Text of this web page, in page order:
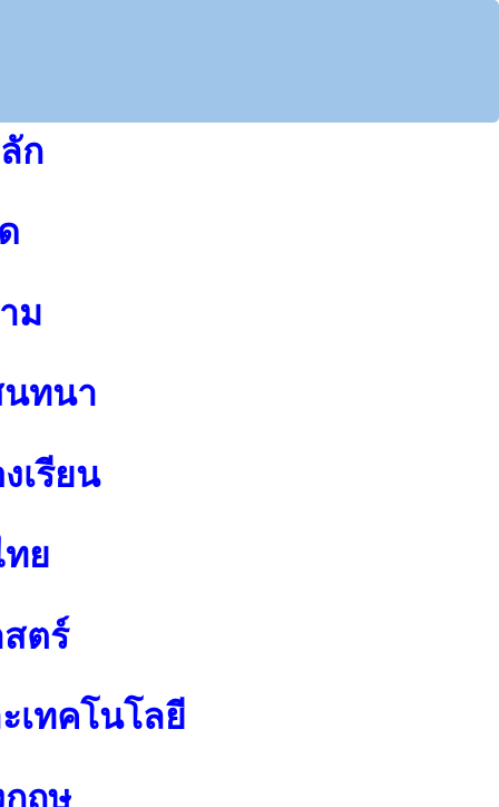
ก
ม
ทนา
เรียน
ย
ตร์
เทคโนโลยี
ฤษ